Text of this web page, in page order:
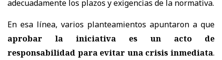
adecuadamente los plazos y exigencias de la normativa.
En esa línea, varios planteamientos apuntaron a que
aprobar la iniciativa es un acto de
responsabilidad para evitar una crisis inmediata.